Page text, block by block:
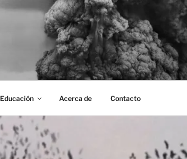
Educación Acerca de Contacto